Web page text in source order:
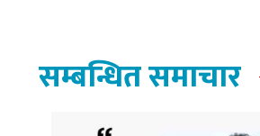
सम्बन्धित समाचार